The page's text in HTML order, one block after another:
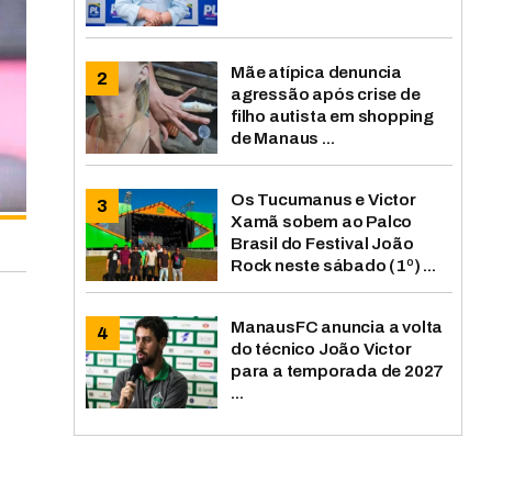
Mãe atípica denuncia
agressão após crise de
filho autista em shopping
de Manaus ...
Os Tucumanus e Victor
Xamã sobem ao Palco
Brasil do Festival João
Rock neste sábado (1º) ...
ManausFC anuncia a volta
do técnico João Victor
para a temporada de 2027
...